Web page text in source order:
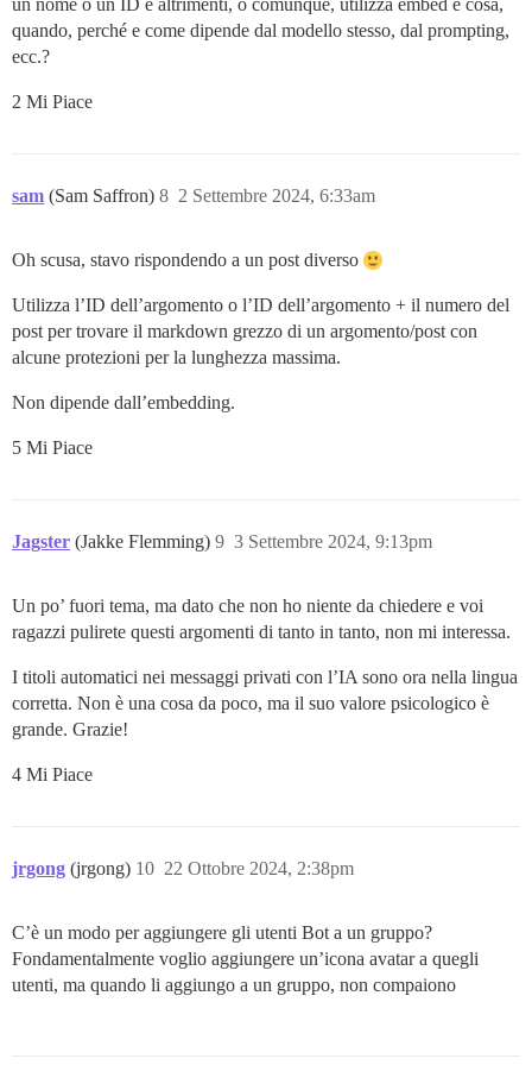
un nome o un ID e altrimenti, o comunque, utilizza embed e cosa,
quando, perché e come dipende dal modello stesso, dal prompting,
ecc.?
2 Mi Piace
sam (Sam Saffron) 2 Settembre 2024, 6:33am
8
Oh scusa, stavo rispondendo a un post diverso
Utilizza l’ID dell’argomento o l’ID dell’argomento + il numero del
post per trovare il markdown grezzo di un argomento/post con
alcune protezioni per la lunghezza massima.
Non dipende dall’embedding.
5 Mi Piace
Jagster (Jakke Flemming) 3 Settembre 2024, 9:13pm
9
Un po’ fuori tema, ma dato che non ho niente da chiedere e voi
ragazzi pulirete questi argomenti di tanto in tanto, non mi interessa.
I titoli automatici nei messaggi privati con l’IA sono ora nella lingua
corretta. Non è una cosa da poco, ma il suo valore psicologico è
grande. Grazie!
4 Mi Piace
jrgong (jrgong) 22 Ottobre 2024, 2:38pm
10
C’è un modo per aggiungere gli utenti Bot a un gruppo?
Fondamentalmente voglio aggiungere un’icona avatar a quegli
utenti, ma quando li aggiungo a un gruppo, non compaiono